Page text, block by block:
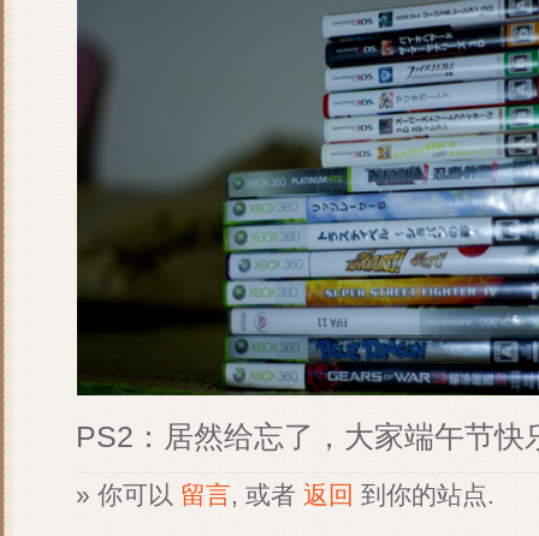
PS2：居然给忘了，大家端午节快
» 你可以 留言, 或者 返回 到你的站点.